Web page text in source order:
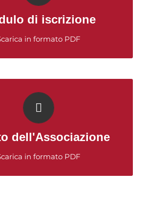
di iscrizione
in formato PDF
di Stato di Torino
dell'Associazione
in formato PDF
dell'Associazione
Amici dell’Archivio di
Stato di Torino